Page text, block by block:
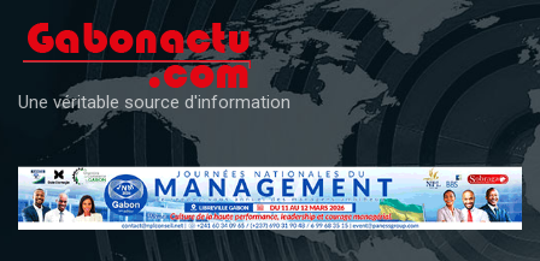
content
Une véritable source d'information